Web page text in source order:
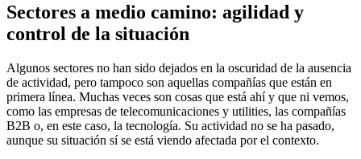
Sectores a medio camino: agilidad y
control de la situación
Algunos sectores no han sido dejados en la oscuridad de la ausencia
de actividad, pero tampoco son aquellas compañías que están en
primera línea. Muchas veces son cosas que está ahí y que ni vemos,
como las empresas de telecomunicaciones y utilities, las compañías
B2B o, en este caso, la tecnología. Su actividad no se ha pasado,
aunque su situación sí se está viendo afectada por el contexto.